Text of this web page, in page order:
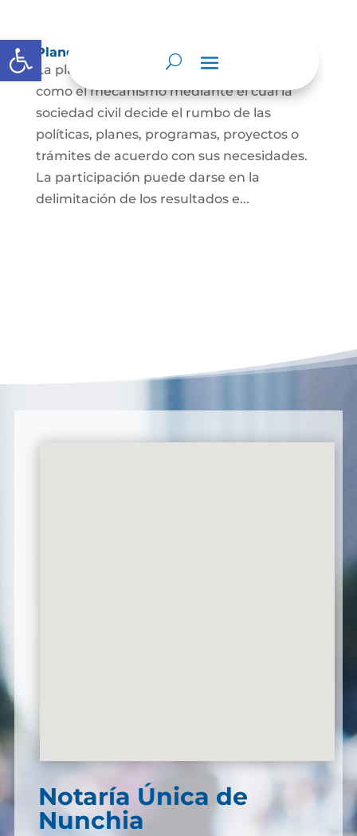
Abrir barra de herramientas
Planeación y presupuesto participativo.
La planeación participativa es entendida
como el mecanismo mediante el cual la
sociedad civil decide el rumbo de las
políticas, planes, programas, proyectos o
trámites de acuerdo con sus necesidades.
La participación puede darse en la
delimitación de los resultados e...
Notaría Única de
Nunchia